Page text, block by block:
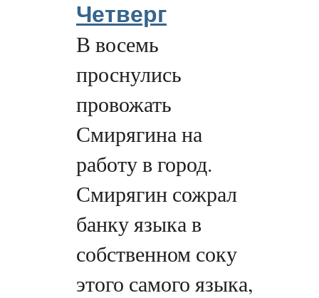
Четверг
В восемь
проснулись
провожать
Смирягина на
работу в город.
Смирягин сожрал
банку языка в
собственном соку
этого самого языка,